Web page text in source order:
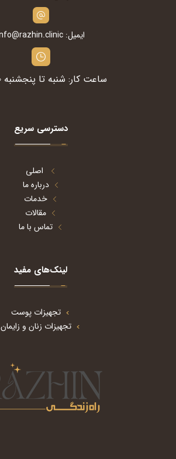
ایمیل: info@razhin.clinic
ساعت کار: شنبه تا پنجشنبه ۱۰ تا ۱۹
دسترسی سریع
اصلی
درباره ما
خدمات
مقالات
تماس با ما
لینک‌های مفید
تجهیزات پوست
تجهیزات زنان و زایمان